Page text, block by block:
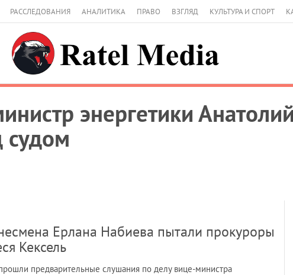
РАССЛЕДОВАНИЯ АНАЛИТИКА ПРАВО ВЗГЛЯД КУЛЬТУРА И СПОРТ
энергетики
судом
Ерлана Набиева пытали прокуроры
Кексель
предварительные слушания по делу вице-министра